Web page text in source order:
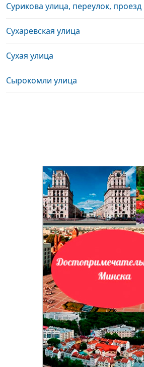
Сурикова улица, переулок, проезд
Сухаревская улица
Сухая улица
Сырокомли улица